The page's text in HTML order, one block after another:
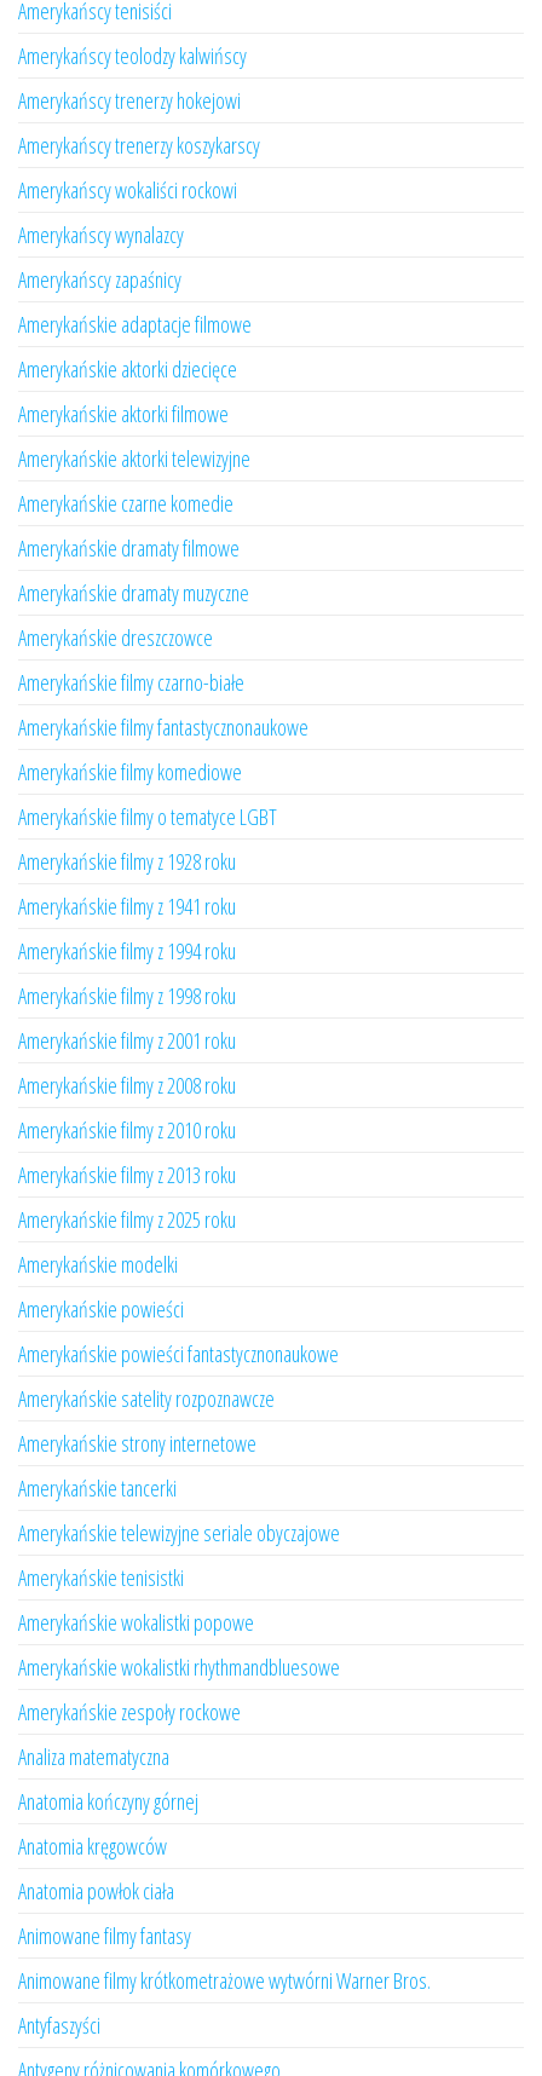
Amerykańscy tenisiści
Amerykańscy teolodzy kalwińscy
Amerykańscy trenerzy hokejowi
Amerykańscy trenerzy koszykarscy
Amerykańscy wokaliści rockowi
Amerykańscy wynalazcy
Amerykańscy zapaśnicy
Amerykańskie adaptacje filmowe
Amerykańskie aktorki dziecięce
Amerykańskie aktorki filmowe
Amerykańskie aktorki telewizyjne
Amerykańskie czarne komedie
Amerykańskie dramaty filmowe
Amerykańskie dramaty muzyczne
Amerykańskie dreszczowce
Amerykańskie filmy czarno-białe
Amerykańskie filmy fantastycznonaukowe
Amerykańskie filmy komediowe
Amerykańskie filmy o tematyce LGBT
Amerykańskie filmy z 1928 roku
Amerykańskie filmy z 1941 roku
Amerykańskie filmy z 1994 roku
Amerykańskie filmy z 1998 roku
Amerykańskie filmy z 2001 roku
Amerykańskie filmy z 2008 roku
Amerykańskie filmy z 2010 roku
Amerykańskie filmy z 2013 roku
Amerykańskie filmy z 2025 roku
Amerykańskie modelki
Amerykańskie powieści
Amerykańskie powieści fantastycznonaukowe
Amerykańskie satelity rozpoznawcze
Amerykańskie strony internetowe
Amerykańskie tancerki
Amerykańskie telewizyjne seriale obyczajowe
Amerykańskie tenisistki
Amerykańskie wokalistki popowe
Amerykańskie wokalistki rhythmandbluesowe
Amerykańskie zespoły rockowe
Analiza matematyczna
Anatomia kończyny górnej
Anatomia kręgowców
Anatomia powłok ciała
Animowane filmy fantasy
Animowane filmy krótkometrażowe wytwórni Warner Bros.
Antyfaszyści
Antygeny różnicowania komórkowego